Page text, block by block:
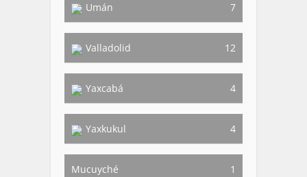
Umán 7
Valladolid 12
Yaxcabá 4
Yaxkukul 4
Mucuyché 1